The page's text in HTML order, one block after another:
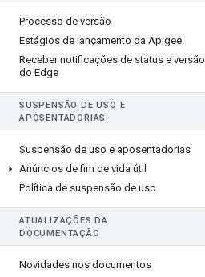
Processo de versão
Estágios de lançamento da Apigee
Receber notificações de status e versão
do Edge
SUSPENSÃO DE USO E
APOSENTADORIAS
Suspensão de uso e aposentadorias
Anúncios de fim de vida útil
Política de suspensão de uso
ATUALIZAÇÕES DA
DOCUMENTAÇÃO
Novidades nos documentos